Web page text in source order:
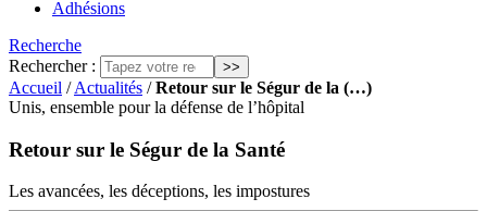
Adhésions
Recherche
Rechercher :
Accueil /Actualités /Retour sur le Ségur de la (…)
Unis, ensemble pour la défense de l’hôpital
Retour sur le Ségur de la Santé
Les avancées, les déceptions, les impostures